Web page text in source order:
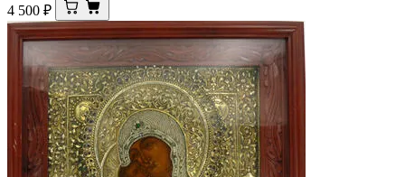
4 500 ₽